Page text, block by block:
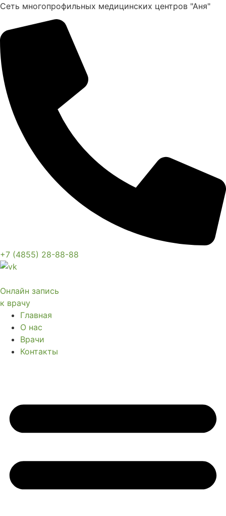
Перейти
содержимому
Сеть многопрофильных медицинских центров "Аня"
+7 (4855) 28-88-88
Онлайн запись
к врачу
Главная
О нас
Врачи
Контакты